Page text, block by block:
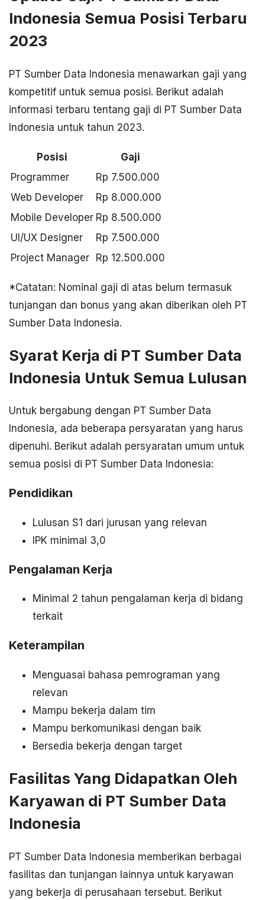
Indonesia Semua Posisi Terbaru
2023
PT Sumber Data Indonesia menawarkan gaji yang
kompetitif untuk semua posisi. Berikut adalah
informasi terbaru tentang gaji di PT Sumber Data
Indonesia untuk tahun 2023.
Posisi
Gaji
Programmer
Rp 7.500.000
Web Developer
Rp 8.000.000
Mobile Developer Rp 8.500.000
UI/UX Designer
Rp 7.500.000
Project Manager Rp 12.500.000
*Catatan: Nominal gaji di atas belum termasuk
tunjangan dan bonus yang akan diberikan oleh PT
Sumber Data Indonesia.
Syarat Kerja di PT Sumber Data
Indonesia Untuk Semua Lulusan
Untuk bergabung dengan PT Sumber Data
Indonesia, ada beberapa persyaratan yang harus
dipenuhi. Berikut adalah persyaratan umum untuk
semua posisi di PT Sumber Data Indonesia:
Pendidikan
Lulusan S1 dari jurusan yang relevan
IPK minimal 3,0
Pengalaman Kerja
Minimal 2 tahun pengalaman kerja di bidang
terkait
Keterampilan
Menguasai bahasa pemrograman yang
relevan
Mampu bekerja dalam tim
Mampu berkomunikasi dengan baik
Bersedia bekerja dengan target
Fasilitas Yang Didapatkan Oleh
Karyawan di PT Sumber Data
Indonesia
PT Sumber Data Indonesia memberikan berbagai
fasilitas dan tunjangan lainnya untuk karyawan
yang bekerja di perusahaan tersebut. Berikut